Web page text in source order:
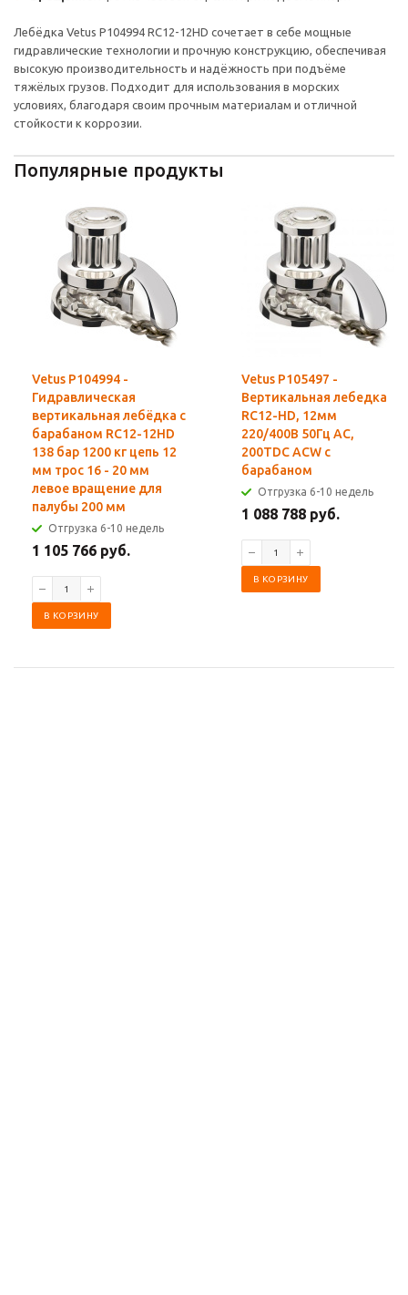
Лебёдка Vetus P104994 RC12-12HD сочетает в себе мощные
гидравлические технологии и прочную конструкцию, обеспечивая
высокую производительность и надёжность при подъёме
тяжёлых грузов. Подходит для использования в морских
условиях, благодаря своим прочным материалам и отличной
стойкости к коррозии.
Популярные продукты
Vetus P104994 -
Гидравлическая
вертикальная лебёдка с
барабаном RC12-12HD
138 бар 1200 кг цепь 12
мм трос 16 - 20 мм
левое вращение для
палубы 200 мм
Отгрузка 6-10 недель
1 105 766 руб.
В КОРЗИНУ
Vetus P105497 -
Вертикальная лебедка
RC12-HD, 12мм
220/400В 50Гц AC,
200TDC ACW с
барабаном
Отгрузка 6-10 недель
1 088 788 руб.
В КОРЗИНУ